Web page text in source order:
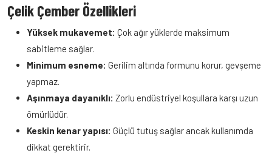
Telefon
Mesajınız
Çelik Çember Özellikleri
Yüksek mukavemet: Çok ağır yüklerde maksimum
sabitleme sağlar.
Minimum esneme: Gerilim altında formunu korur, gevşeme
yapmaz.
Aşınmaya dayanıklı: Zorlu endüstriyel koşullara karşı uzun
ömürlüdür.
Keskin kenar yapısı: Güçlü tutuş sağlar ancak kullanımda
dikkat gerektirir.